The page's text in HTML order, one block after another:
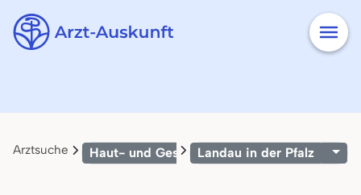
Arztsuche Haut- und Geschlechtskrankheiten
Landau in der Pfalz